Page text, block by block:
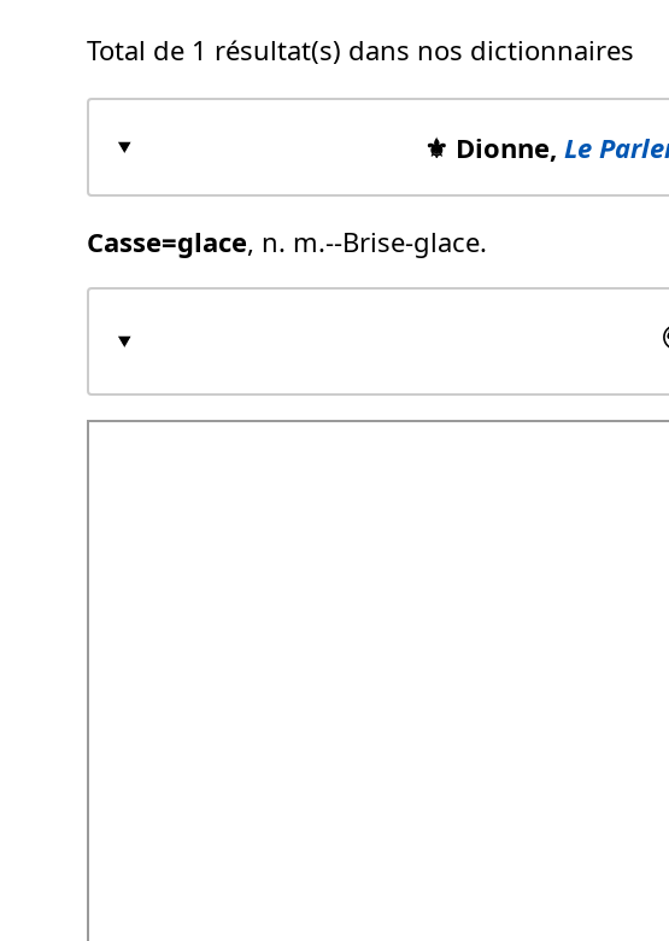
Total de 1 résultat(s) dans nos dictionnaires
⚜️ Dionne, Le
Casse=glace, n. m.--Brise-glace.